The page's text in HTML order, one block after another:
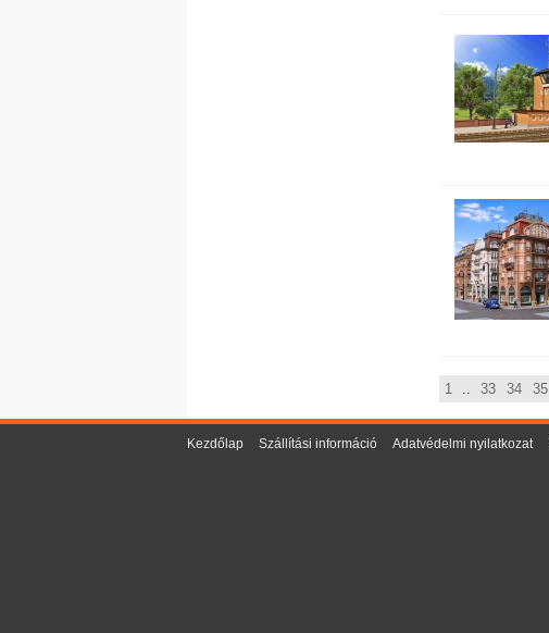
1 .. 33 34 35
Kezdőlap Szállítási információ Adatvédelmi nyilatkozat